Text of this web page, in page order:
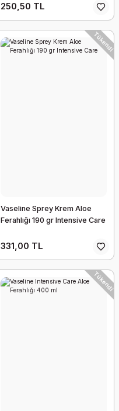
250,50 TL
Tükendi
Vaseline Sprey Krem Aloe
Ferahlığı 190 gr Intensive Care
331,00 TL
Tükendi